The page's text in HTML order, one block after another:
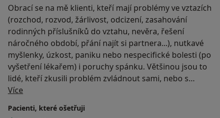
Obrací se na mě klienti, kteří mají problémy ve vztazích
(rozchod, rozvod, žárlivost, odcizení, zasahování
rodinných příslušníků do vztahu, nevěra, řešení
náročného období, přání najít si partnera...), nutkavé
myšlenky, úzkost, paniku nebo nespecifické bolesti (po
vyšetření lékařem) i poruchy spánku. Většinou jsou to
lidé, kteří zkusili problém zvládnout sami, nebo s
pomocí okolí, ale nestačilo to. Došli k závěru, že
potřebují řešit problém s někým, kdo je chápe, ale
zároveň není do situace nijak zapojen.
Více
Pacienti, které ošetřuji